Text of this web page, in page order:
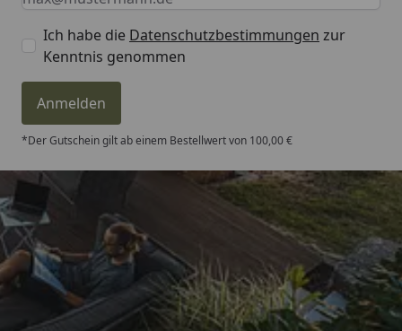
Ich habe die Datenschutzbestimmungen zur
Kenntnis genommen
Anmelden
*Der Gutschein gilt ab einem Bestellwert von 100,00 €
Trusted Shops
4,81/ 5